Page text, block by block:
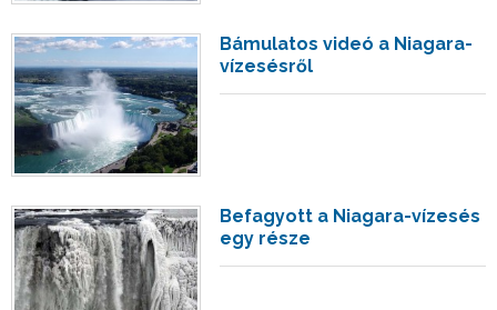
Bámulatos videó a Niagara-
vízesésről
Befagyott a Niagara-vízesés
egy része